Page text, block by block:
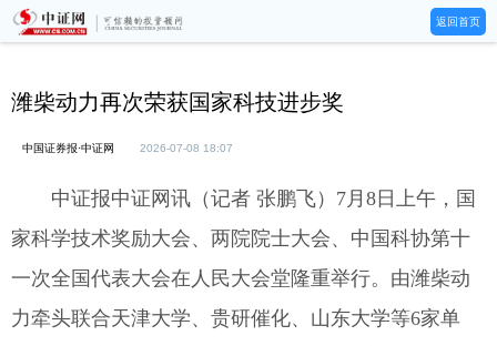
返回首页
潍柴动力再次荣获国家科技进步奖
中国证券报·中证网 2026-07-08 18:07
中证报中证网讯（记者 张鹏飞）7月8日上午，国
家科学技术奖励大会、两院院士大会、中国科协第十
一次全国代表大会在人民大会堂隆重举行。由潍柴动
力牵头联合天津大学、贵研催化、山东大学等6家单